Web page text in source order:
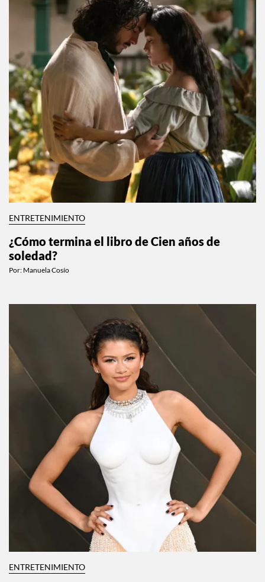
ENTRETENIMIENTO
¿Cómo termina el libro de Cien años de
soledad?
Por: Manuela Cosío
ENTRETENIMIENTO